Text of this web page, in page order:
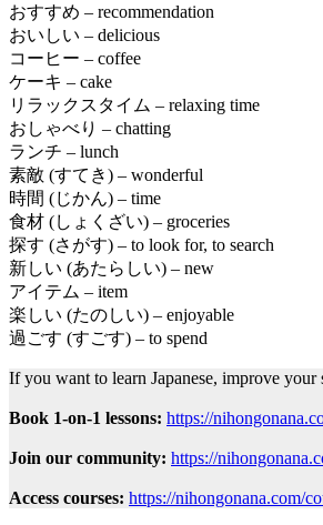
おすすめ – recommendation
おいしい – delicious
コーヒー – coffee
ケーキ – cake
リラックスタイム – relaxing time
おしゃべり – chatting
ランチ – lunch
素敵 (すてき) – wonderful
時間 (じかん) – time
食材 (しょくざい) – groceries
探す (さがす) – to look for, to search
新しい (あたらしい) – new
アイテム – item
楽しい (たのしい) – enjoyable
過ごす (すごす) – to spend
If you want to learn Japanese, improve
Book 1-on-1 lessons: https://
Join our community: https://
Access courses: https://nihongonana.com/